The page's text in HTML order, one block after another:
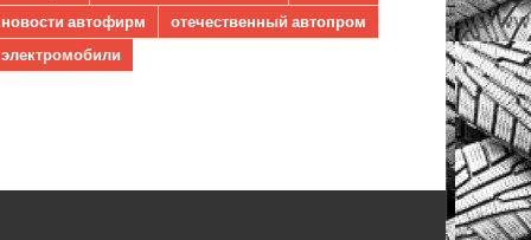
новости автофирм
отечественный автопром
электромобили